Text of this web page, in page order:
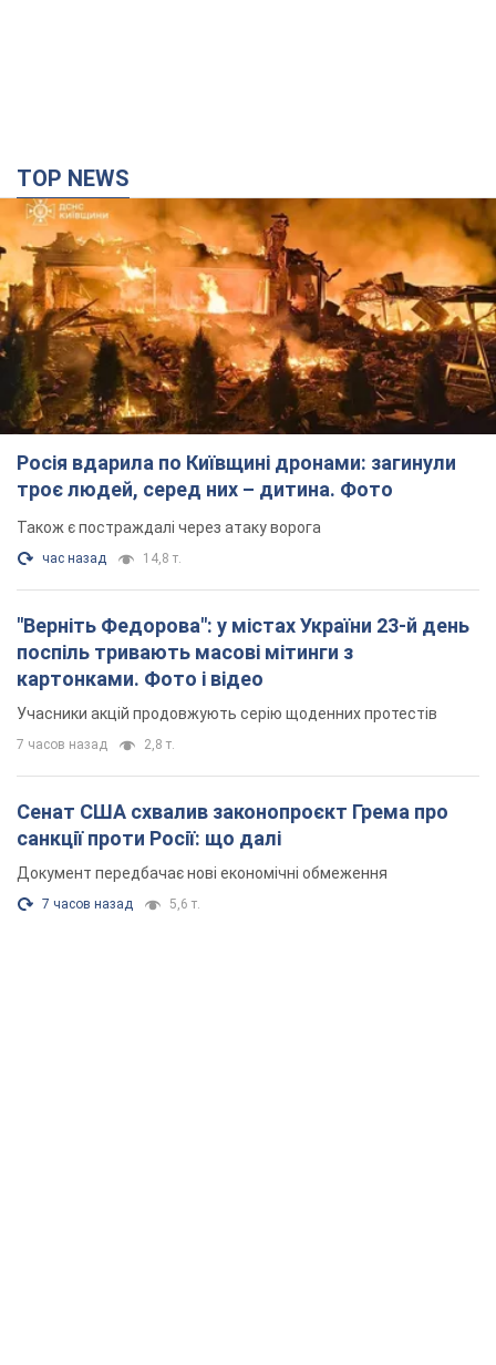
TOP NEWS
Росія вдарила по Київщині дронами: загинули
троє людей, серед них – дитина. Фото
Також є постраждалі через атаку ворога
час назад 14,8 т.
"Верніть Федорова": у містах України 23-й день
поспіль тривають масові мітинги з
картонками. Фото і відео
Учасники акцій продовжують серію щоденних протестів
7 часов назад 2,8 т.
Сенат США схвалив законопроєкт Грема про
санкції проти Росії: що далі
Документ передбачає нові економічні обмеження
7 часов назад 5,6 т.